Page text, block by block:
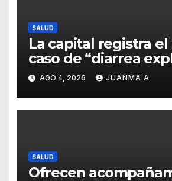
SALUD
La capital registra
caso de “diarrea
AGO 4, 2026 JUANMA A
SALUD
Ofrecen